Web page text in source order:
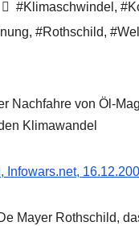
#Klimaschwindel ,
, #Rothschild,
Nachfahre von Öl-
Klimawandel
Infowars.net,
Mayer Rothschild,